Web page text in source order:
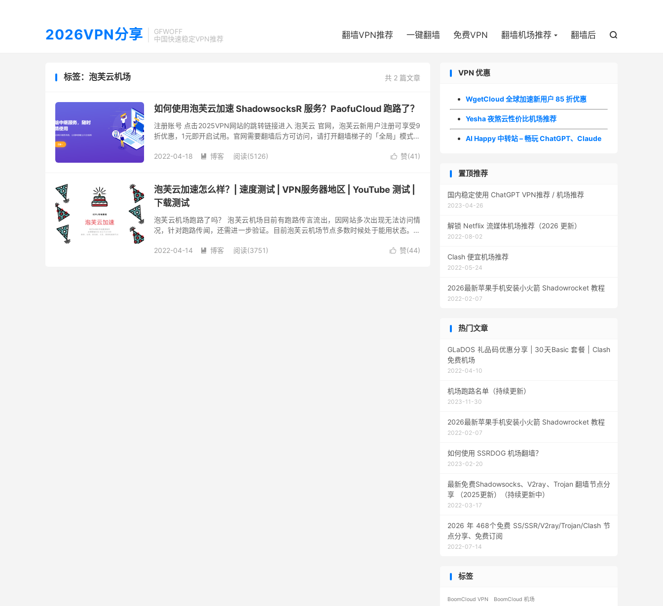
2026VPN分享
GFWOFF
中国快速稳定VPN推荐
翻墙VPN推荐 一键翻墙 免费VPN 翻墙机场推荐 翻墙后 
共 2 篇文章
标签：泡芙云机场
如何使用泡芙云加速 ShadowsocksR 服务？PaofuCloud 跑路了？
注册账号 点击2025VPN网站的跳转链接进入 泡芙云 官网，泡芙云新用户注册可享受9
折优惠，1元即开启试用。官网需要翻墙后方可访问，请打开翻墙梯子的「全局」模式访
 赞(41)
2022-04-18  博客 阅读(5126)
泡芙云加速怎么样？| 速度测试 | VPN服务器地区 | YouTube 测试 |
下载测试
泡芙云机场跑路了吗？ 泡芙云机场目前有跑路传言流出，因网站多次出现无法访问情
况，针对跑路传闻，还需进一步验证。目前泡芙云机场节点多数时候处于能用状态。话
差，甚至不如...
 赞(44)
2022-04-14  博客 阅读(3751)
VPN 优惠
WgetCloud 全球加速新用户 85 折优惠
Yesha 夜煞云性价比机场推荐
AI Happy 中转站 – 畅玩 ChatGPT、Claude
置顶推荐
国内稳定使用 ChatGPT VPN推荐 / 机场推荐
2023-04-26
解锁 Netflix 流媒体机场推荐（2026 更新）
2022-08-02
Clash 便宜机场推荐
2022-05-24
2026最新苹果手机安装小火箭 Shadowrocket 教程
2022-02-07
热门文章
GLaDOS 礼品码优惠分享 | 30天Basic 套餐 | Clash
免费机场
2022-04-10
机场跑路名单（持续更新）
2023-11-30
2026最新苹果手机安装小火箭 Shadowrocket 教程
2022-02-07
如何使用 SSRDOG 机场翻墙？
2023-02-20
最新免费Shadowsocks、V2ray、Trojan 翻墙节点分
享 （2025更新）（持续更新中）
2022-03-17
2026 年 468个免费 SS/SSR/V2ray/Trojan/Clash 节
点分享、免费订阅
2022-07-14
标签
BoomCloud VPN BoomCloud 机场